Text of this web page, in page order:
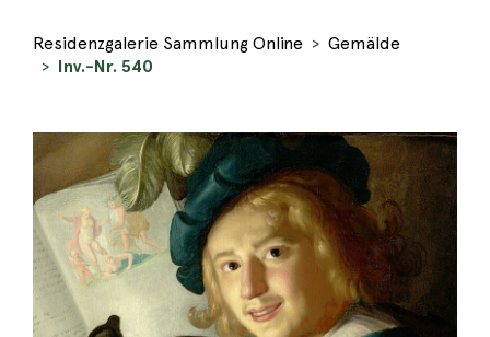
Residenzgalerie Sammlung Online
Gemälde
Inv.-Nr. 540